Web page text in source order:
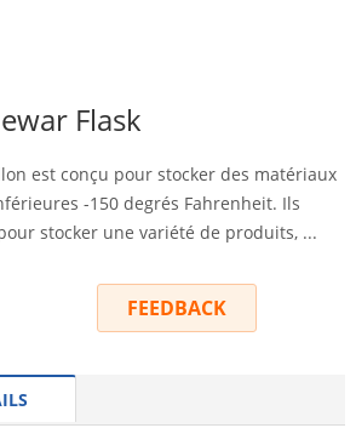
Flask
est conçu pour stocker des matériaux
-150 degrés Fahrenheit. Ils
stocker une variété de produits, ...
FEEDBACK